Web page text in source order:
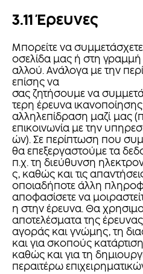
3.11 Έρευνες
Μπορείτε να
οσελίδα μας ή στη
αλλού. Ανάλογα με την
επίσης να
σας ζητήσουμε να
τερη έρευνα
αλληλεπίδραση μαζί μας
επικοινωνία με την
ών). Σε περίπτωση που
θα επεξεργαστούμε τα
π.χ. τη διεύθυνση
ς, καθώς και τις
οποιαδήποτε άλλη
αποφασίσετε να
η στην έρευνα. Θα
αποτελέσματα της
αγοράς και γνώμης, τη
και για σκοπούς
καθώς και για τη
περαιτέρω